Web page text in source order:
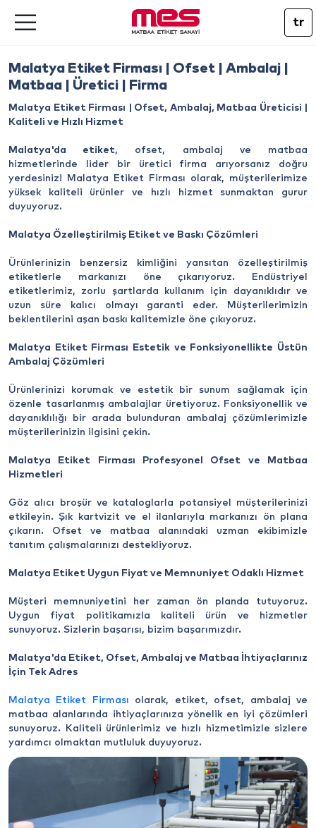
tr
Malatya Etiket Firması | Ofset | Ambalaj |
Matbaa | Üretici | Firma
Malatya Etiket Firması | Ofset, Ambalaj, Matbaa Üreticisi |
Kaliteli ve Hızlı Hizmet
Malatya'da etiket, ofset, ambalaj ve matbaa
hizmetlerinde lider bir üretici firma arıyorsanız doğru
yerdesiniz! Malatya Etiket Firması olarak, müşterilerimize
yüksek kaliteli ürünler ve hızlı hizmet sunmaktan gurur
duyuyoruz.
Malatya Özelleştirilmiş Etiket ve Baskı Çözümleri
Ürünlerinizin benzersiz kimliğini yansıtan özelleştirilmiş
etiketlerle markanızı öne çıkarıyoruz. Endüstriyel
etiketlerimiz, zorlu şartlarda kullanım için dayanıklıdır ve
uzun süre kalıcı olmayı garanti eder. Müşterilerimizin
beklentilerini aşan baskı kalitemizle öne çıkıyoruz.
Malatya Etiket Firması Estetik ve Fonksiyonellikte Üstün
Ambalaj Çözümleri
Ürünlerinizi korumak ve estetik bir sunum sağlamak için
özenle tasarlanmış ambalajlar üretiyoruz. Fonksiyonellik ve
dayanıklılığı bir arada bulunduran ambalaj çözümlerimizle
müşterilerinizin ilgisini çekin.
Malatya Etiket Firması Profesyonel Ofset ve Matbaa
Hizmetleri
Göz alıcı broşür ve kataloglarla potansiyel müşterilerinizi
etkileyin. Şık kartvizit ve el ilanlarıyla markanızı ön plana
çıkarın. Ofset ve matbaa alanındaki uzman ekibimizle
tanıtım çalışmalarınızı destekliyoruz.
Malatya Etiket Uygun Fiyat ve Memnuniyet Odaklı Hizmet
Müşteri memnuniyetini her zaman ön planda tutuyoruz.
Uygun fiyat politikamızla kaliteli ürün ve hizmetler
sunuyoruz. Sizlerin başarısı, bizim başarımızdır.
Malatya'da Etiket, Ofset, Ambalaj ve Matbaa İhtiyaçlarınız
İçin Tek Adres
Malatya Etiket Firması olarak, etiket, ofset, ambalaj ve
matbaa alanlarında ihtiyaçlarınıza yönelik en iyi çözümleri
sunuyoruz. Kaliteli ürünlerimiz ve hızlı hizmetimizle sizlere
yardımcı olmaktan mutluluk duyuyoruz.